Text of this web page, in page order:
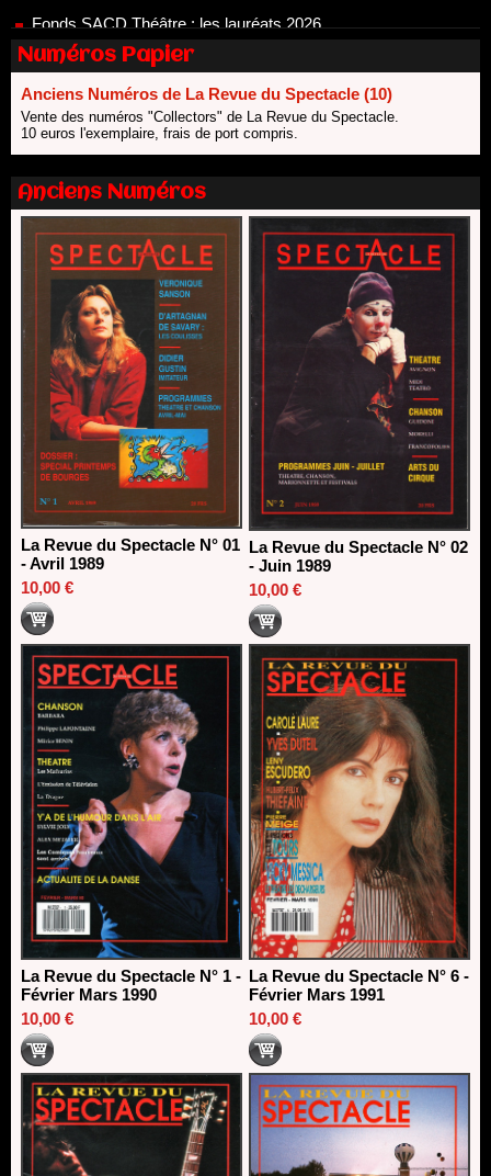
Dispositif ARTCENA Écrire pour le cirque, les lauréats 2026 !
20/06/2026
Le palmarès des prix SACD 2026
18/06/2026
Les 10 lauréats du Fonds Grandes Formes Théâtre 2026
SACD
Nomination de Nathalie Garraud et Olivier Saccomano à la
direction du Théâtre de Gennevilliers - CDN
13/06/2026
Dispositif SACD Auteurs d'espaces : les lauréats 2026
18/03/2026
Numéros Papier
Anciens Numéros de La Revue du Spectacle (10)
Vente des numéros "Collectors" de La Revue du Spectacle.
10 euros l'exemplaire, frais de port compris.
Anciens Numéros
La Revue du Spectacle N° 01
- Avril 1989
10,00 €
La Revue du Spectacle N° 02
- Juin 1989
10,00 €
La Revue du Spectacle N° 1 -
Février Mars 1990
10,00 €
La Revue du Spectacle N° 6 -
Février Mars 1991
10,00 €